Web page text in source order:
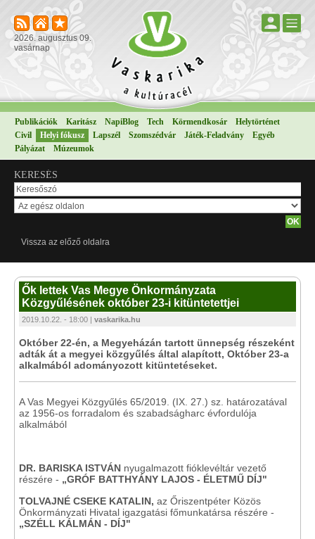
2026. augusztus 09.
vasárnap
Publikációk Karitász NapiBlog Tech Körmendkosár
Helytörténet
Civil
Helyi fókusz Lapszél Szomszédvár Játék-Feladvány
Egyéb
Pályázat
Múzeumok
KERESÉS
Vissza az előző oldalra
Ők lettek Vas Megye Önkormányzata
Közgyűlésének október 23-i kitüntetettjei
2019.10.22. - 18:00 | vaskarika.hu
Október 22-én, a Megyeházán tartott ünnepség részeként
adták át a megyei közgyűlés által alapított, Október 23-a
alkalmából adományozott kitüntetéseket.
A Vas Megyei Közgyűlés 65/2019. (IX. 27.) sz. határozatával
az 1956-os forradalom és szabadságharc évfordulója
alkalmából
DR. BARISKA ISTVÁN nyugalmazott fióklevéltár vezető
részére - „GRÓF BATTHYÁNY LAJOS - ÉLETMŰ DÍJ"
TOLVAJNÉ CSEKE KATALIN, az Őriszentpéter Közös
Önkormányzati Hivatal igazgatási főmunkatársa részére -
„SZÉLL KÁLMÁN - DÍJ"